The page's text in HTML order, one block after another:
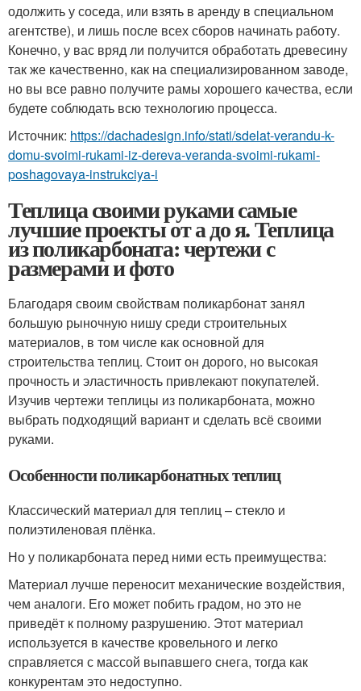
одолжить у соседа, или взять в аренду в специальном
агентстве), и лишь после всех сборов начинать работу.
Конечно, у вас вряд ли получится обработать древесину
так же качественно, как на специализированном заводе,
но вы все равно получите рамы хорошего качества, если
будете соблюдать всю технологию процесса.
Источник: https://dachadesign.info/stati/sdelat-verandu-k-
domu-svoimi-rukami-iz-dereva-veranda-svoimi-rukami-
poshagovaya-instrukciya-i
Теплица своими руками самые
лучшие проекты от а до я. Теплица
из поликарбоната: чертежи с
размерами и фото
Благодаря своим свойствам поликарбонат занял
большую рыночную нишу среди строительных
материалов, в том числе как основной для
строительства теплиц. Стоит он дорого, но высокая
прочность и эластичность привлекают покупателей.
Изучив чертежи теплицы из поликарбоната, можно
выбрать подходящий вариант и сделать всё своими
руками.
Особенности поликарбонатных теплиц
Классический материал для теплиц – стекло и
полиэтиленовая плёнка.
Но у поликарбоната перед ними есть преимущества:
Материал лучше переносит механические воздействия,
чем аналоги. Его может побить градом, но это не
приведёт к полному разрушению. Этот материал
используется в качестве кровельного и легко
справляется с массой выпавшего снега, тогда как
конкурентам это недоступно.